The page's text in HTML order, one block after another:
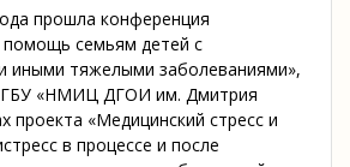
прошла конференция
помощь семьям детей с
иными тяжелыми заболеваниями»,
«НМИЦ ДГОИ им. Дмитрия
проекта «Медицинский стресс и
в процессе и после